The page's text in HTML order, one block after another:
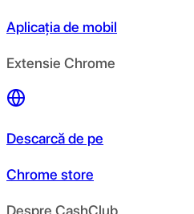
Aplicația de mobil
Extensie Chrome
Descarcă de pe
Chrome store
Despre CashClub